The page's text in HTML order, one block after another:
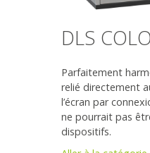
DLS
Parfaitement
relié directement
l’écran par
ne pourrait pas
dispositifs.